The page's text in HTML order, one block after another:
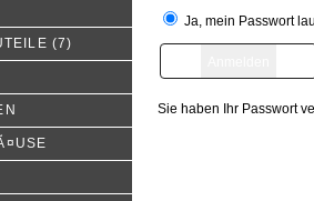
(7)
Ja, mein Passwort
Sie haben Ihr Passwort